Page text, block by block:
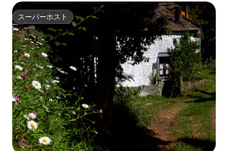
スーパーホスト
スーパーホスト